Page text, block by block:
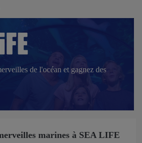
de l'océan et gagnez des
marines à SEA LIFE